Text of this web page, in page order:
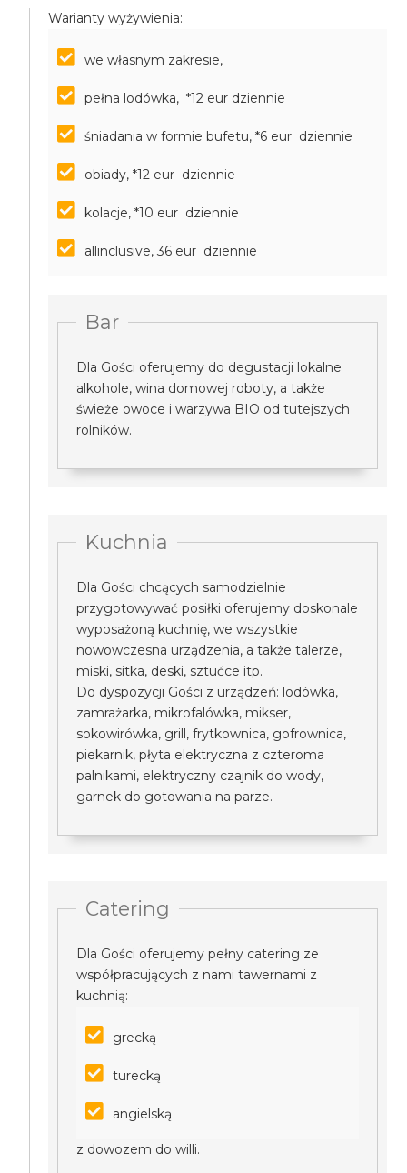
Warianty wyżywienia:
we własnym zakresie,
pełna lodówka, *12 eur dziennie
śniadania w formie bufetu, *6 eur dziennie
obiady, *12 eur dziennie
kolacje, *10 eur dziennie
allinclusive, 36 eur dziennie
Bar
Dla Gości oferujemy do degustacji lokalne
alkohole, wina domowej roboty, a także
świeże owoce i warzywa BIO od tutejszych
rolników.
Kuchnia
Dla Gości chcących samodzielnie
przygotowywać posiłki oferujemy doskonale
wyposażoną kuchnię, we wszystkie
nowowczesna urządzenia, a także talerze,
miski, sitka, deski, sztućce itp.
Do dyspozycji Gości z urządzeń: lodówka,
zamrażarka, mikrofalówka, mikser,
sokowirówka, grill, frytkownica, gofrownica,
piekarnik, płyta elektryczna z czteroma
palnikami, elektryczny czajnik do wody,
garnek do gotowania na parze.
Catering
Dla Gości oferujemy pełny catering ze
współpracujących z nami tawernami z
kuchnią:
grecką
turecką
angielską
z dowozem do willi.